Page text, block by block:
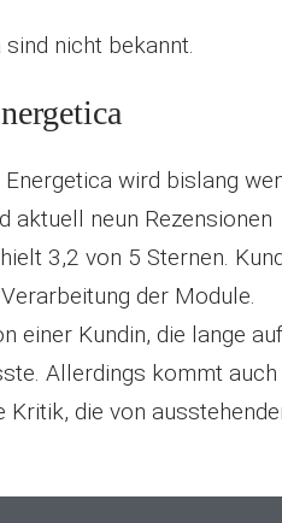
nicht bekannt.
wird bislang
aktuell neun Rezensionen
3,2 von 5 Sternen.
der Module.
einer Kundin, die lange auf
Allerdings kommt auch
die von